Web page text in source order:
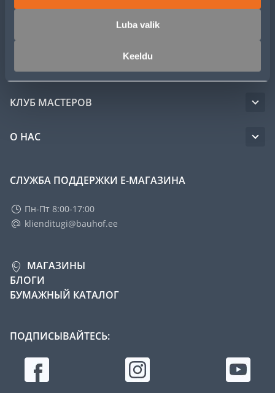
Luba valik
Keeldu
УСЛУГИ
КЛУБ МАСТЕРОВ
О НАС
СЛУЖБА ПОДДЕРЖКИ Е-МАГАЗИНА
Пн-Пт 8:00-17:00
klienditugi@bauhof.ee
МАГАЗИНЫ
БЛОГИ
БУМАЖНЫЙ КАТАЛОГ
ПОДПИСЫВАЙТЕСЬ: